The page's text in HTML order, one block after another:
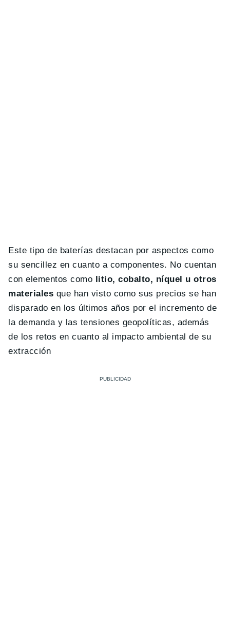
Este tipo de baterías destacan por aspectos como
su sencillez en cuanto a componentes. No cuentan
con elementos como litio, cobalto, níquel u otros
materiales que han visto como sus precios se han
disparado en los últimos años por el incremento de
la demanda y las tensiones geopolíticas, además
de los retos en cuanto al impacto ambiental de su
extracción